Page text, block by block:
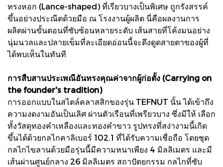
ทรงหอก (Lance-shaped) ที่เรียวบางเป็นพิเศษ ถูกรังสรรค์
ขึ้นอย่างประณีตด้วยมือ ณ โรงงานผู้ผลิต นี่คือผลงานการ
ผลิตผ่านขั้นตอนที่ซับซ้อนหลายระดับ เส้นสายที่โค้งมนอย่าง
นุ่มนวลและปลายเข็มที่ละเอียดอ่อนนี้จะดึงดูดสายตาของผู้ที่
ได้พบเห็นในทันที
การสืบสานประเพณีอันทรงคุณค่าจากผู้ก่อตั้ง (Carrying on
the founder's tradition)
การออกแบบในสไตล์คลาสสิกของรุ่น TEFNUT นั้น ได้เข้าถึง
ความงดงามอันเป็นเลิศ ผ่านตัวเรือนที่เพรียวบาง ซึ่งมีให้ เลือก
ทั้งวัสดุทองคําเหลืองและทองคําขาว รูปทรงที่สง่างามนี้เกิด
ขึ้นได้ด้วยกลไกคาลิเบอร์ 102.1 ที่ได้รับความเชื่อถือ โดยชุด
กลไกไขลานด้วยมือรุ่นนี้มีความหนาเพียง 4 มิลลิเมตร และมี
เส้นผ่านศูนย์กลาง 26 มิลลิเมตร สถาปัตยกรรม กลไกที่ซับ